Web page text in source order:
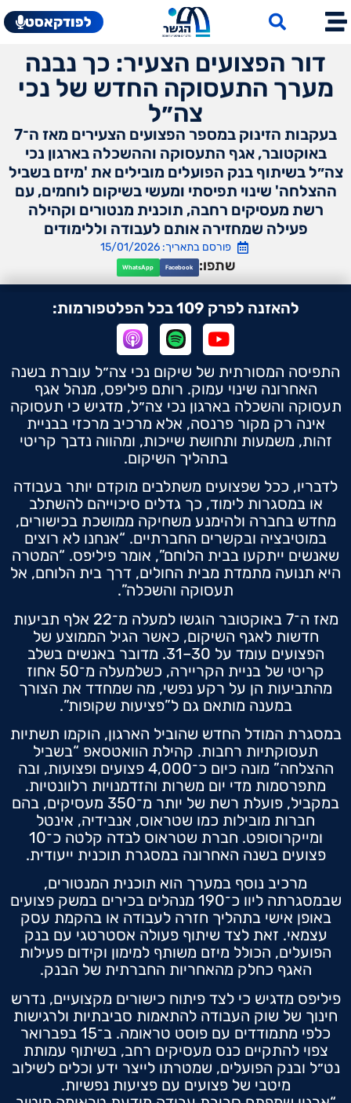
לפודקאסט
דור הפצועים הצעיר: כך נבנה
מערך התעסוקה החדש של נכי
צה״ל
בעקבות הזינוק במספר הפצועים הצעירים מאז ה־7
באוקטובר, אגף התעסוקה וההשכלה בארגון נכי
צה״ל בשיתוף בנק הפועלים מובילים את 'מיזם בשביל
ההצלחה' שינוי תפיסתי ומעשי בשיקום לוחמים, עם
רשת מעסיקים רחבה, תוכנית מנטורים וקהילה
פעילה שמחזירה אותם לעבודה וללימודים
פורסם בתאריך: 15/01/2026
שתפו: Facebook
WhatsApp
להאזנה לפרק 109 בכל הפלטפורמות:
התפיסה המסורתית של שיקום נכי צה״ל עוברת בשנה
האחרונה שינוי עמוק. רותם פיליפס, מנהל אגף
תעסוקה והשכלה בארגון נכי צה״ל, מדגיש כי תעסוקה
אינה רק מקור פרנסה, אלא מרכיב מרכזי בבניית
זהות, משמעות ותחושת שייכות, ומהווה נדבך קריטי
בתהליך השיקום.
לדבריו, ככל שפצועים משתלבים מוקדם יותר בעבודה
או במסגרות לימוד, כך גדלים סיכוייהם להשתלב
מחדש בחברה ולהימנע משחיקה ממושכת בכישורים,
במוטיבציה ובקשרים החברתיים. “אנחנו לא רוצים
שאנשים ייתקעו בבית הלוחם”, אומר פיליפס. “המטרה
היא תנועה מתמדת מבית החולים, דרך בית הלוחם, אל
תעסוקה והשכלה”.
מאז ה־7 באוקטובר הוגשו למעלה מ־22 אלף תביעות
חדשות לאגף השיקום, כאשר הגיל הממוצע של
הפצועים עומד על 30–31. מדובר באנשים בשלב
קריטי של בניית הקריירה, כשלמעלה מ־50 אחוז
מהתביעות הן על רקע נפשי, מה שמחדד את הצורך
במענה מותאם גם ל”פציעות שקופות”.
במסגרת המודל החדש שהוביל הארגון, הוקמו תשתיות
תעסוקתיות רחבות. קהילת הוואטסאפ “בשביל
ההצלחה” מונה כיום כ־4,000 פצועים ופצועות, ובה
מתפרסמות מדי יום משרות והזדמנויות רלוונטיות.
במקביל, פועלת רשת של יותר מ־350 מעסיקים, בהם
חברות מובילות כמו שטראוס, אנבידיה, אינטל
ומייקרוסופט. חברת שטראוס לבדה קלטה כ־10
פצועים בשנה האחרונה במסגרת תוכנית ייעודית.
מרכיב נוסף במערך הוא תוכנית המנטורים,
שבמסגרתה ליוו כ־190 מנהלים בכירים במשק פצועים
באופן אישי בתהליך חזרה לעבודה או בהקמת עסק
עצמאי. זאת לצד שיתוף פעולה אסטרטגי עם בנק
הפועלים, הכולל מיזם משותף למימון וקידום פעילות
האגף כחלק מהאחריות החברתית של הבנק.
פיליפס מדגיש כי לצד פיתוח כישורים מקצועיים, נדרש
חינוך של שוק העבודה להתאמות סביבתיות ולרגישות
כלפי מתמודדים עם פוסט טראומה. ב־15 בפברואר
צפוי להתקיים כנס מעסיקים רחב, בשיתוף עמותת
נט״ל ובנק הפועלים, שמטרתו לייצר ידע וכלים לשילוב
מיטבי של פצועים עם פציעות נפשיות.